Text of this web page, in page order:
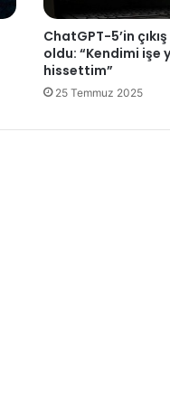
(
H
i
t
ChatGPT-5’in
oldu: “Kendimi işe
hissettim”
25 Temmuz 2025